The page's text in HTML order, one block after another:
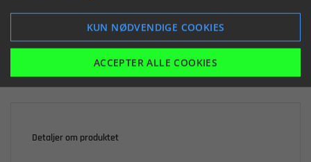
434,11 kr.inkl. moms
Detaljer om produktet
KUN NØDVENDIGE COOKIES
ACCEPTER ALLE COOKIES